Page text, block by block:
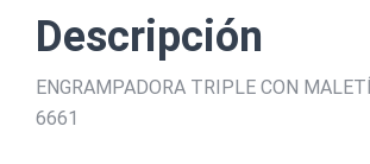
Descripción
ENGRAMPADORA TRIPLE CON
6661